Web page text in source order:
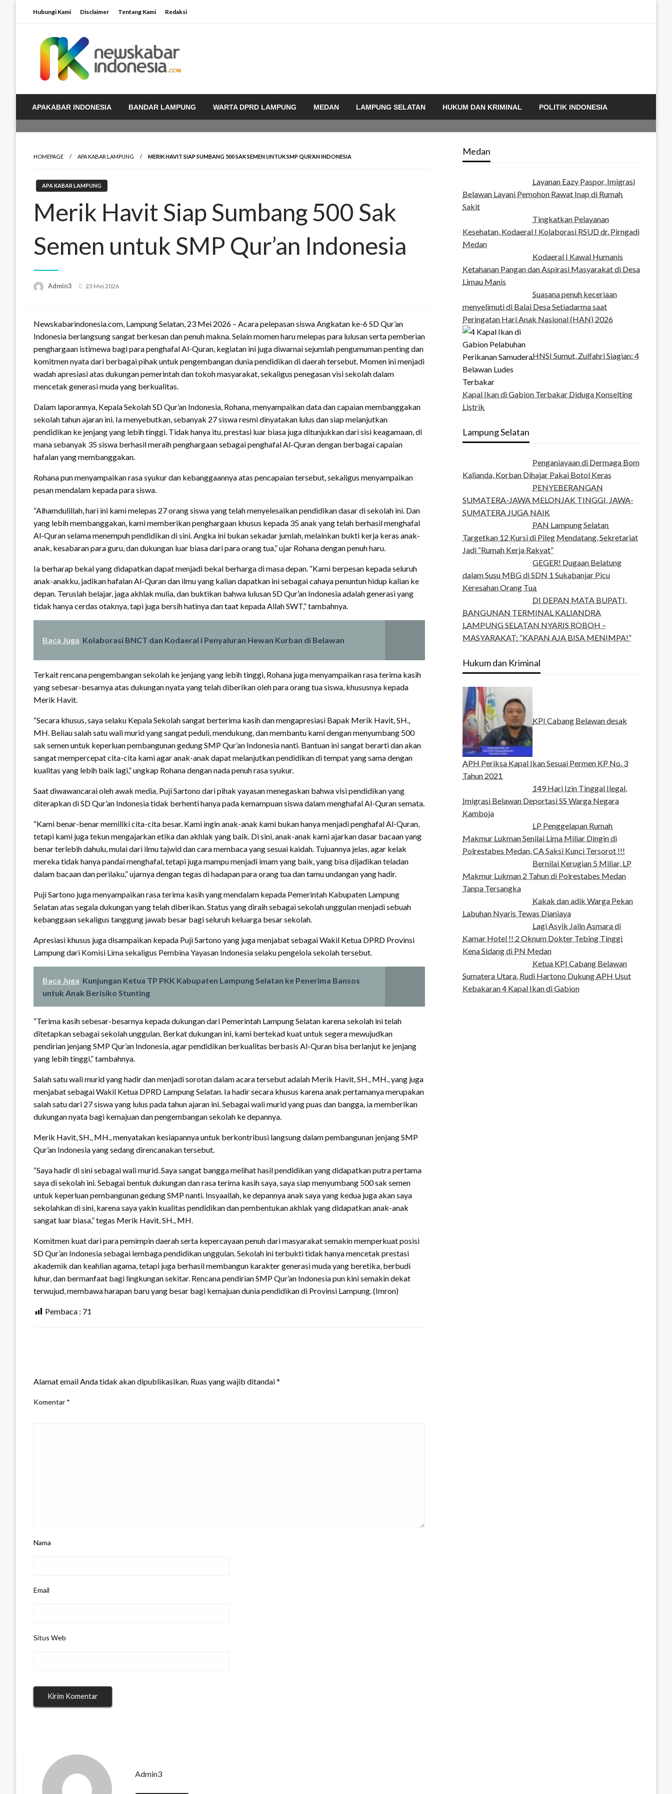
Hubungi Kami Disclaimer Tentang Kami Redaksi
APAKABAR INDONESIA BANDAR LAMPUNG WARTA DPRD LAMPUNG MEDAN LAMPUNG SELATAN HUKUM DAN KRIMINAL POLITIK INDONESIA
HOMEPAGE APA KABAR LAMPUNG MERIK HAVIT SIAP SUMBANG 500 SAK SEMEN UNTUK SMP QUR’AN INDONESIA
APA KABAR LAMPUNG
Merik Havit Siap Sumbang 500 Sak
Semen untuk SMP Qur’an Indonesia
Admin3
Posted
23 Mei 2026
Newskabarindonesia.com, Lampung Selatan, 23 Mei 2026 – Acara pelepasan siswa Angkatan ke-6 SD Qur’an
Indonesia berlangsung sangat berkesan dan penuh makna. Selain momen haru melepas para lulusan serta pemberian
penghargaan istimewa bagi para penghafal Al-Quran, kegiatan ini juga diwarnai sejumlah pengumuman penting dan
komitmen nyata dari berbagai pihak untuk pengembangan dunia pendidikan di daerah tersebut. Momen ini menjadi
wadah apresiasi atas dukungan pemerintah dan tokoh masyarakat, sekaligus penegasan visi sekolah dalam
mencetak generasi muda yang berkualitas.
Dalam laporannya, Kepala Sekolah SD Qur’an Indonesia, Rohana, menyampaikan data dan capaian membanggakan
sekolah tahun ajaran ini. Ia menyebutkan, sebanyak 27 siswa resmi dinyatakan lulus dan siap melanjutkan
pendidikan ke jenjang yang lebih tinggi. Tidak hanya itu, prestasi luar biasa juga ditunjukkan dari sisi keagamaan, di
mana sebanyak 35 siswa berhasil meraih penghargaan sebagai penghafal Al-Quran dengan berbagai capaian
hafalan yang membanggakan.
Rohana pun menyampaikan rasa syukur dan kebanggaannya atas pencapaian tersebut, sekaligus menyampaikan
pesan mendalam kepada para siswa.
“Alhamdulillah, hari ini kami melepas 27 orang siswa yang telah menyelesaikan pendidikan dasar di sekolah ini. Dan
yang lebih membanggakan, kami memberikan penghargaan khusus kepada 35 anak yang telah berhasil menghafal
Al-Quran selama menempuh pendidikan di sini. Angka ini bukan sekadar jumlah, melainkan bukti kerja keras anak-
anak, kesabaran para guru, dan dukungan luar biasa dari para orang tua,” ujar Rohana dengan penuh haru.
Ia berharap bekal yang didapatkan dapat menjadi bekal berharga di masa depan. “Kami berpesan kepada seluruh
anak-anakku, jadikan hafalan Al-Quran dan ilmu yang kalian dapatkan ini sebagai cahaya penuntun hidup kalian ke
depan. Teruslah belajar, jaga akhlak mulia, dan buktikan bahwa lulusan SD Qur’an Indonesia adalah generasi yang
tidak hanya cerdas otaknya, tapi juga bersih hatinya dan taat kepada Allah SWT,” tambahnya.
Baca Juga Kolaborasi BNCT dan Kodaeral I Penyaluran Hewan Kurban di Belawan
Terkait rencana pengembangan sekolah ke jenjang yang lebih tinggi, Rohana juga menyampaikan rasa terima kasih
yang sebesar-besarnya atas dukungan nyata yang telah diberikan oleh para orang tua siswa, khususnya kepada
Merik Havit.
“Secara khusus, saya selaku Kepala Sekolah sangat berterima kasih dan mengapresiasi Bapak Merik Havit, SH.,
MH. Beliau salah satu wali murid yang sangat peduli, mendukung, dan membantu kami dengan menyumbang 500
sak semen untuk keperluan pembangunan gedung SMP Qur’an Indonesia nanti. Bantuan ini sangat berarti dan akan
sangat mempercepat cita-cita kami agar anak-anak dapat melanjutkan pendidikan di tempat yang sama dengan
kualitas yang lebih baik lagi,” ungkap Rohana dengan nada penuh rasa syukur.
Saat diwawancarai oleh awak media, Puji Sartono dari pihak yayasan menegaskan bahwa visi pendidikan yang
diterapkan di SD Qur’an Indonesia tidak berhenti hanya pada kemampuan siswa dalam menghafal Al-Quran semata.
“Kami benar-benar memiliki cita-cita besar. Kami ingin anak-anak kami bukan hanya menjadi penghafal Al-Quran,
tetapi kami juga tekun mengajarkan etika dan akhlak yang baik. Di sini, anak-anak kami ajarkan dasar bacaan yang
benar terlebih dahulu, mulai dari ilmu tajwid dan cara membaca yang sesuai kaidah. Tujuannya jelas, agar kelak
mereka tidak hanya pandai menghafal, tetapi juga mampu menjadi imam yang baik, yang bisa dijadikan teladan
dalam bacaan dan perilaku,” ujarnya dengan tegas di hadapan para orang tua dan tamu undangan yang hadir.
Puji Sartono juga menyampaikan rasa terima kasih yang mendalam kepada Pemerintah Kabupaten Lampung
Selatan atas segala dukungan yang telah diberikan. Status yang diraih sebagai sekolah unggulan menjadi sebuah
kebanggaan sekaligus tanggung jawab besar bagi seluruh keluarga besar sekolah.
Apresiasi khusus juga disampaikan kepada Puji Sartono yang juga menjabat sebagai Wakil Ketua DPRD Provinsi
Lampung dari Komisi Lima sekaligus Pembina Yayasan Indonesia selaku pengelola sekolah tersebut.
Baca Juga Kunjungan Ketua TP PKK Kabupaten Lampung Selatan ke Penerima Bansos
untuk Anak Berisiko Stunting
“Terima kasih sebesar-besarnya kepada dukungan dari Pemerintah Lampung Selatan karena sekolah ini telah
ditetapkan sebagai sekolah unggulan. Berkat dukungan ini, kami bertekad kuat untuk segera mewujudkan
pendirian jenjang SMP Qur’an Indonesia, agar pendidikan berkualitas berbasis Al-Quran bisa berlanjut ke jenjang
yang lebih tinggi,” tambahnya.
Salah satu wali murid yang hadir dan menjadi sorotan dalam acara tersebut adalah Merik Havit, SH., MH., yang juga
menjabat sebagai Wakil Ketua DPRD Lampung Selatan. Ia hadir secara khusus karena anak pertamanya merupakan
salah satu dari 27 siswa yang lulus pada tahun ajaran ini. Sebagai wali murid yang puas dan bangga, ia memberikan
dukungan nyata bagi kemajuan dan pengembangan sekolah ke depannya.
Merik Havit, SH., MH., menyatakan kesiapannya untuk berkontribusi langsung dalam pembangunan jenjang SMP
Qur’an Indonesia yang sedang direncanakan tersebut.
“Saya hadir di sini sebagai wali murid. Saya sangat bangga melihat hasil pendidikan yang didapatkan putra pertama
saya di sekolah ini. Sebagai bentuk dukungan dan rasa terima kasih saya, saya siap menyumbang 500 sak semen
untuk keperluan pembangunan gedung SMP nanti. Insyaallah, ke depannya anak saya yang kedua juga akan saya
sekolahkan di sini, karena saya yakin kualitas pendidikan dan pembentukan akhlak yang didapatkan anak-anak
sangat luar biasa,” tegas Merik Havit, SH., MH.
Komitmen kuat dari para pemimpin daerah serta kepercayaan penuh dari masyarakat semakin memperkuat posisi
SD Qur’an Indonesia sebagai lembaga pendidikan unggulan. Sekolah ini terbukti tidak hanya mencetak prestasi
akademik dan keahlian agama, tetapi juga berhasil membangun karakter generasi muda yang beretika, berbudi
luhur, dan bermanfaat bagi lingkungan sekitar. Rencana pendirian SMP Qur’an Indonesia pun kini semakin dekat
terwujud, membawa harapan baru yang besar bagi kemajuan dunia pendidikan di Provinsi Lampung. (Imron)
Pembaca : 71
Alamat email Anda tidak akan dipublikasikan. Ruas yang wajib ditandai*
Komentar *
Nama
Email
Situs Web
Admin3
Medan
Layanan Eazy Paspor, Imigrasi
Belawan Layani Pemohon Rawat Inap di Rumah
Sakit
Tingkatkan Pelayanan
Kesehatan, Kodaeral I Kolaborasi RSUD dr. Pirngadi
Medan‎
Kodaeral I Kawal Humanis
Ketahanan Pangan dan Aspirasi Masyarakat di Desa
Limau Manis
Suasana penuh keceriaan
menyelimuti di Balai Desa Setiadarma saat
Peringatan Hari Anak Nasional (HAN) 2026
HNSI Sumut, Zulfahri Siagian: 4
Kapal Ikan di Gabion Terbakar Diduga Konselting
Listrik
Lampung Selatan
Penganiayaan di Dermaga Bom
Kalianda, Korban Dihajar Pakai Botol Keras
PENYEBERANGAN
SUMATERA-JAWA MELONJAK TINGGI, JAWA-
SUMATERA JUGA NAIK
PAN Lampung Selatan
Targetkan 12 Kursi di Pileg Mendatang, Sekretariat
Jadi “Rumah Kerja Rakyat”
GEGER! Dugaan Belatung
dalam Susu MBG di SDN 1 Sukabanjar Picu
Keresahan Orang Tua
DI DEPAN MATA BUPATI,
BANGUNAN TERMINAL KALIANDRA
LAMPUNG SELATAN NYARIS ROBOH –
MASYARAKAT: “KAPAN AJA BISA MENIMPA!”
Hukum dan Kriminal
KPI Cabang Belawan desak
APH Periksa Kapal Ikan Sesuai Permen KP No. 3
Tahun 2021
149 Hari Izin Tinggal Ilegal,
Imigrasi Belawan Deportasi SS Warga Negara
Kamboja
LP Penggelapan Rumah
Makmur Lukman Senilai Lima Miliar Dingin di
Polrestabes Medan, CA Saksi Kunci Tersorot !!!
Bernilai Kerugian 5 Miliar, LP
Makmur Lukman 2 Tahun di Polrestabes Medan
Tanpa Tersangka
Kakak dan adik Warga Pekan
Labuhan Nyaris Tewas Dianiaya
Lagi Asyik Jalin Asmara di
Kamar Hotel !! 2 Oknum Dokter Tebing Tinggi
Kena Sidang di PN Medan
Ketua KPI Cabang Belawan
Sumatera Utara, Rudi Hartono Dukung APH Usut
Kebakaran 4 Kapal Ikan di Gabion